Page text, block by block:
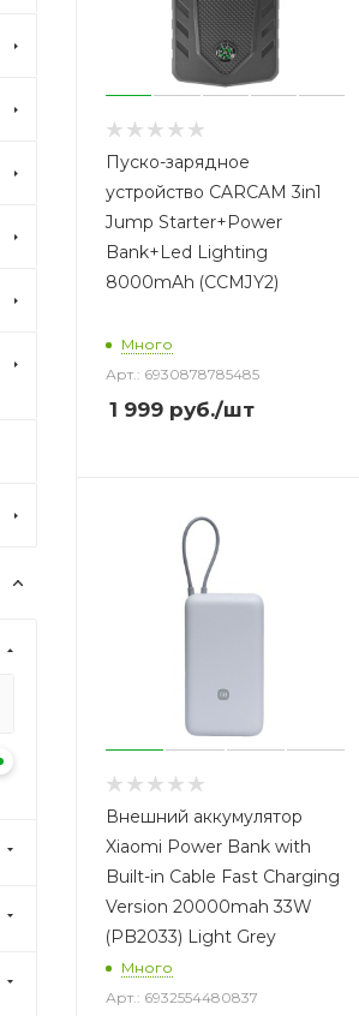
Пуско-зарядное
устройство CARCAM 3in1
Jump Starter+Power
Bank+Led Lighting
8000mAh (CCMJY2)
Много
Арт.: 6930878785485
1 999 руб./шт
Внешний аккумулятор
Xiaomi Power Bank with
Built-in Cable Fast Charging
Version 20000mah 33W
(PB2033) Light Grey
Много
Арт.: 6932554480837